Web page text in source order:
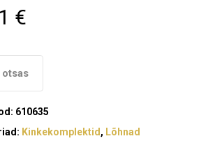
€
otsas
610635
Kinkekomplektid , Lõhnad